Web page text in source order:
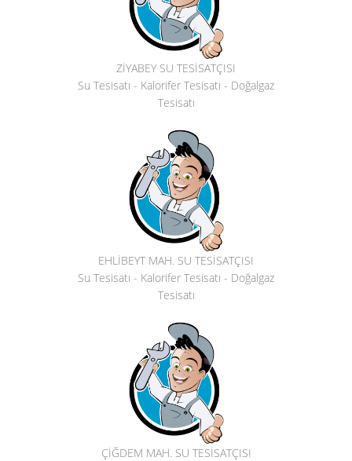
ZİYABEY SU TESİSATÇISI
Su Tesisatı - Kalorifer Tesisatı - Doğalgaz
Tesisatı
EHLİBEYT MAH. SU TESİSATÇISI
Su Tesisatı - Kalorifer Tesisatı - Doğalgaz
Tesisatı
ÇİĞDEM MAH. SU TESİSATÇISI